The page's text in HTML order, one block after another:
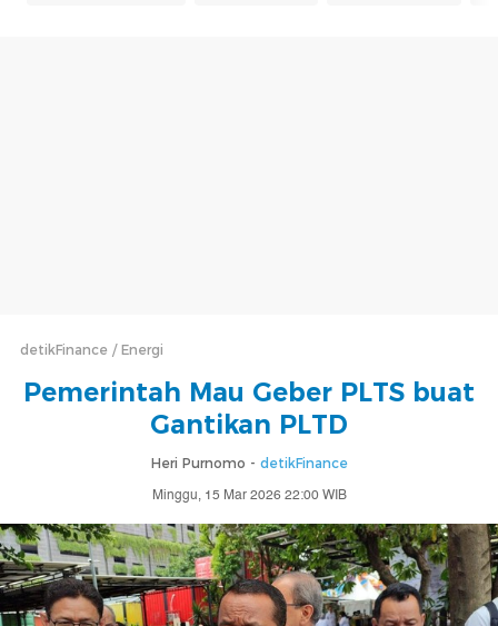
detikFinance Energi
Pemerintah Mau Geber PLTS buat
Gantikan PLTD
Heri Purnomo - detikFinance
Minggu, 15 Mar 2026 22:00 WIB